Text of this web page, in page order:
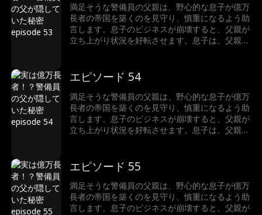
満足そうな警備員の父親は、野心的な息子が億万
長者の帝国を築くのを見守り、慎重になるよう助
言します。息子のビジネスが崩壊すると、父親が
立ち上がり状況を好転させます。息子は、父親が
エピソード 54
満足そうな警備員の父親は、野心的な息子が億万
長者の帝国を築くのを見守り、慎重になるよう助
言します。息子のビジネスが崩壊すると、父親が
立ち上がり状況を好転させます。息子は、父親が
エピソード 55
満足そうな警備員の父親は、野心的な息子が億万
長者の帝国を築くのを見守り、慎重になるよう助
言します。息子のビジネスが崩壊すると、父親が